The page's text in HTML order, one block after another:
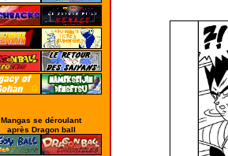
Mangas se déroulant
après Dragon ball